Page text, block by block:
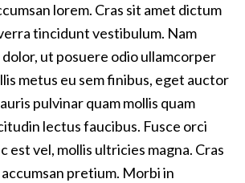
lorem. Cras sit amet dictum
tincidunt vestibulum. Nam
ut posuere odio ullamcorper
metus eu sem finibus, eget auctor
pulvinar quam mollis quam
lectus faucibus. Fusce orci
est vel, mollis ultricies magna. Cras
pretium. Morbi in